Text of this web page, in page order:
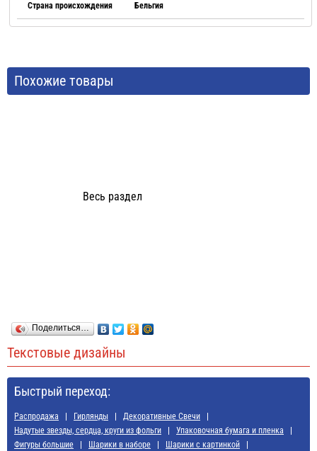
Страна происхождения Бельгия
Похожие товары
Весь раздел
Поделиться…
Текстовые дизайны
Быстрый переход:
Распродажа Гирлянды
Декоративные Свечи
Надутые звезды, сердца, круги из фольги
Упаковочная бумага и пленка
Фигуры большие
Шарики в наборе
Шарики с картинкой